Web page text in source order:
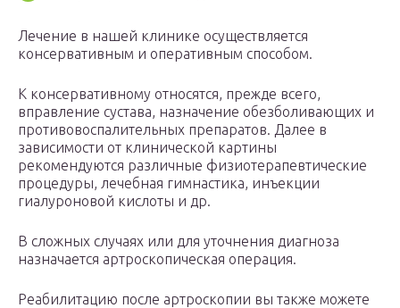
Лечение в нашей клинике осуществляется
консервативным и оперативным способом.
К консервативному относятся, прежде всего,
вправление сустава, назначение обезболивающих и
противовоспалительных препаратов. Далее в
зависимости от клинической картины
рекомендуются различные физиотерапевтические
процедуры, лечебная гимнастика, инъекции
гиалуроновой кислоты и др.
В сложных случаях или для уточнения диагноза
назначается артроскопическая операция.
Реабилитацию после артроскопии вы также можете